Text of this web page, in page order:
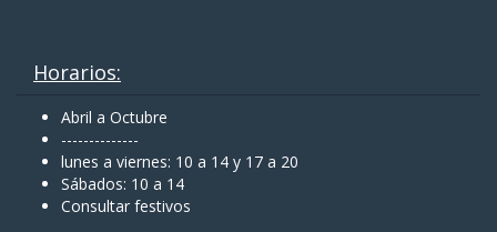
Horarios:
Abril a Octubre
--------------
lunes a viernes: 10 a 14 y 17 a 20
Sábados: 10 a 14
Consultar festivos